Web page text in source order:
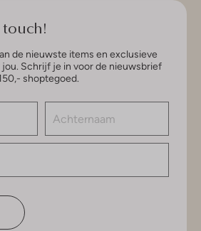
de nieuwste items en exclusieve
jou. Schrijf je in voor de nieuwsbrief
shoptegoed.